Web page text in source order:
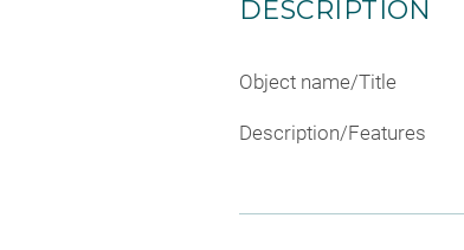
DESCRIPTION
Object name/Title
Description/Features